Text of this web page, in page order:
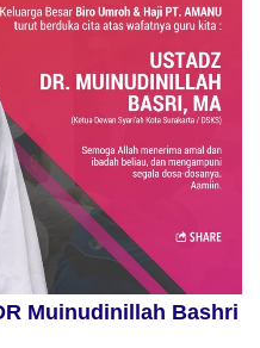
Muinudinillah Bashri